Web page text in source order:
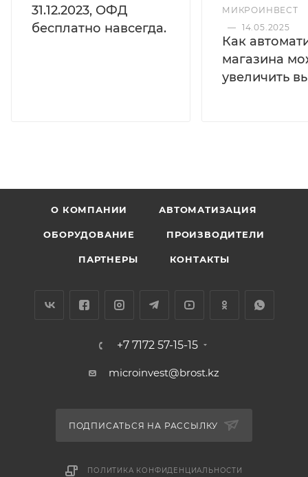
31.12.2023, ОФД
бесплатно навсегда.
МИКРОИНВЕСТ
— 14.05.2025
Как
магазина
увеличить
О КОМПАНИИ АВТОМАТИЗАЦИЯ
ОБОРУДОВАНИЕ ПРОИЗВОДИТЕЛИ
ПАРТНЕРЫ КОНТАКТЫ
+7 7172 57-15-15
microinvest@brost.kz
ПОДПИСАТЬСЯ НА РАССЫЛКУ
ПОЛИТИКА КОНФИДЕНЦИАЛЬНОСТИ